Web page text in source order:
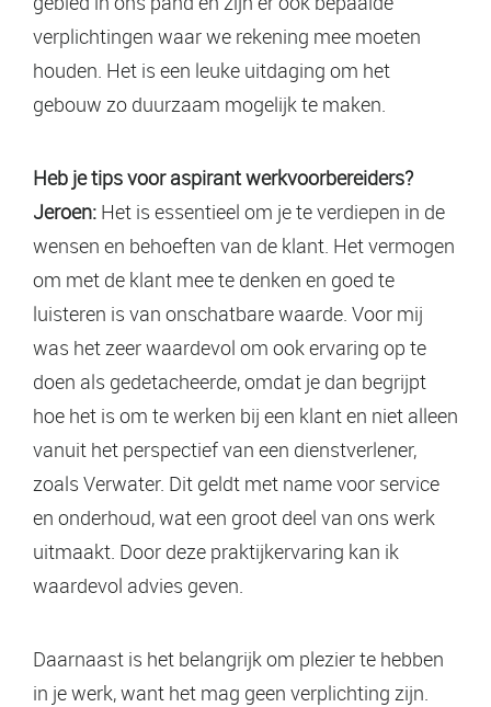
verplichtingen waar we rekening mee moeten
houden. Het is een leuke uitdaging om het
gebouw zo duurzaam mogelijk te maken.
Heb je tips voor aspirant werkvoorbereiders?
Jeroen: Het is essentieel om je te verdiepen in de
wensen en behoeften van de klant. Het vermogen
om met de klant mee te denken en goed te
luisteren is van onschatbare waarde. Voor mij
was het zeer waardevol om ook ervaring op te
doen als gedetacheerde, omdat je dan begrijpt
hoe het is om te werken bij een klant en niet alleen
vanuit het perspectief van een dienstverlener,
zoals Verwater. Dit geldt met name voor service
en onderhoud, wat een groot deel van ons werk
uitmaakt. Door deze praktijkervaring kan ik
waardevol advies geven.
Daarnaast is het belangrijk om plezier te hebben
in je werk, want het mag geen verplichting zijn.